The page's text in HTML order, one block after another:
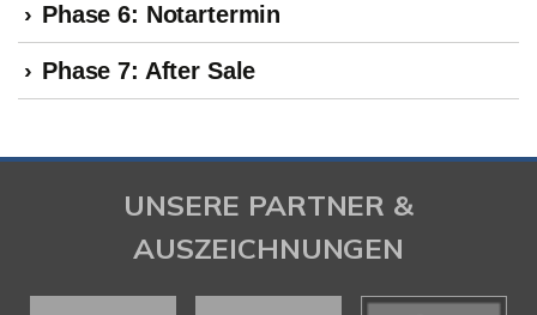
Phase 6: Notartermin
Phase 7: After Sale
UNSERE PARTNER &
AUSZEICHNUNGEN